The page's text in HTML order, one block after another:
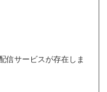
信サービスが存在しま